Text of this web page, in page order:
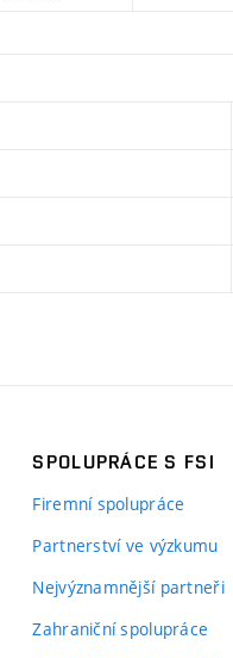
SPOLUPRÁCE S FSI
Firemní spolupráce
Partnerství ve výzkumu
Nejvýznamnější partneři
Zahraniční spolupráce